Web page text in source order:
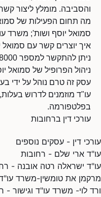
והסביבה. מומלץ ליצור
מה תחום הפעילות של
סמואל יוסף ושות'; משרד
איך יוצרים קשר עם
ניתן להתקשר למספר 036128000.
ניהול הפרופיל של סמואל
עסק זה טרם נוהל על ידי
עו"ד מוזמנים לדרוש
בפלטפורמה.
עורכי דין ברחובות
עורכי דין - עסקים נוספים
עו"ד ארי שלם - רחובות
עו"ד ישראלה רטה אובנה -
מרקמן את טומשין-משרד
ורד לוי- משרד עו"ד וגישור -